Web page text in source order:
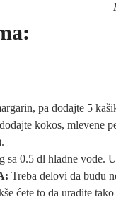
pa dodajte 5
kokos, mlevene
sa 0.5 dl hladne vode.
Treba delovi da budu
ćete to da uradite